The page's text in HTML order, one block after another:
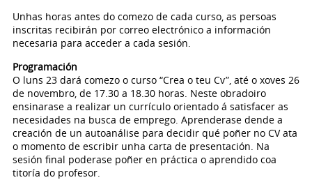
Unhas horas antes do comezo de cada curso, as persoas
inscritas recibirán por correo electrónico a información
necesaria para acceder a cada sesión.
Programación
O luns 23 dará comezo o curso “Crea o teu Cv”, até o xoves 26
de novembro, de 17.30 a 18.30 horas. Neste obradoiro
ensinarase a realizar un currículo orientado á satisfacer as
necesidades na busca de emprego. Aprenderase dende a
creación de un autoanálise para decidir qué poñer no CV ata
o momento de escribir unha carta de presentación. Na
sesión final poderase poñer en práctica o aprendido coa
titoría do profesor.